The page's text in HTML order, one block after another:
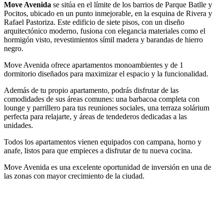
Move Avenida se sitúa en el límite de los barrios de Parque Batlle y
Pocitos, ubicado en un punto inmejorable, en la esquina de Rivera y
Rafael Pastoriza. Este edificio de siete pisos, con un diseño
arquitectónico moderno, fusiona con elegancia materiales como el
hormigón visto, revestimientos símil madera y barandas de hierro
negro.
Move Avenida ofrece apartamentos monoambientes y de 1
dormitorio diseñados para maximizar el espacio y la funcionalidad.
Además de tu propio apartamento, podrás disfrutar de las
comodidades de sus áreas comunes: una barbacoa completa con
lounge y parrillero para tus reuniones sociales, una terraza solárium
perfecta para relajarte, y áreas de tendederos dedicadas a las
unidades.
Todos los apartamentos vienen equipados con campana, horno y
anafe, listos para que empieces a disfrutar de tu nueva cocina.
Move Avenida es una excelente oportunidad de inversión en una de
las zonas con mayor crecimiento de la ciudad.